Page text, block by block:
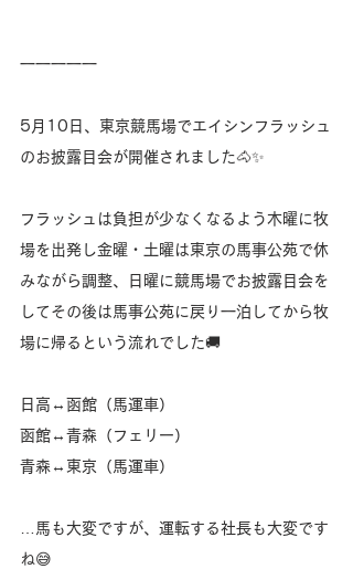
一一一一一
5月10日、東京競馬場でエイシンフラッシュ
のお披露目会が開催されました🐴✨
フラッシュは負担が少なくなるよう木曜に牧
場を出発し金曜・土曜は東京の馬事公苑で休
みながら調整、日曜に競馬場でお披露目会を
してその後は馬事公苑に戻り一泊してから牧
場に帰るという流れでした🚚
日高↔︎函館（馬運車）
函館↔︎青森（フェリー）
青森↔︎東京（馬運車）
…馬も大変ですが、運転する社長も大変です
ね😅